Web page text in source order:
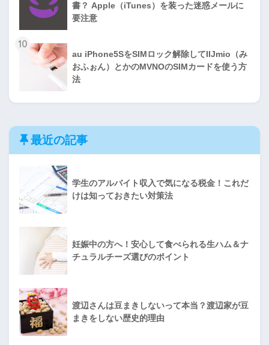
書？ Apple（iTunes）を装った迷惑メールに
要注意
10
au iPhone5SをSIMロック解除してIIJmio（み
おふぉん）とかのMVNOのSIMカードを使う方
法
最近の記事
学生のアルバイト収入で気になる税金！これだ
けは知っておきたい対策法
妊娠中の方へ！安心して食べられる生ハム＆ナ
チュラルチーズ選びのポイント
渡辺さんは豆まきしないって本当？渡辺家が豆
まきをしない歴史的理由